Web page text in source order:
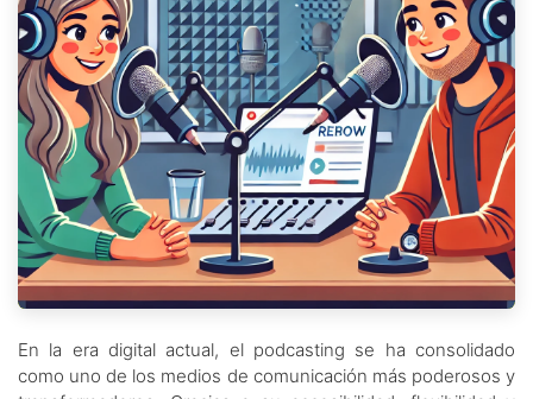
En la era digital actual, el podcasting se ha consolidado
como uno de los medios de comunicación más poderosos y